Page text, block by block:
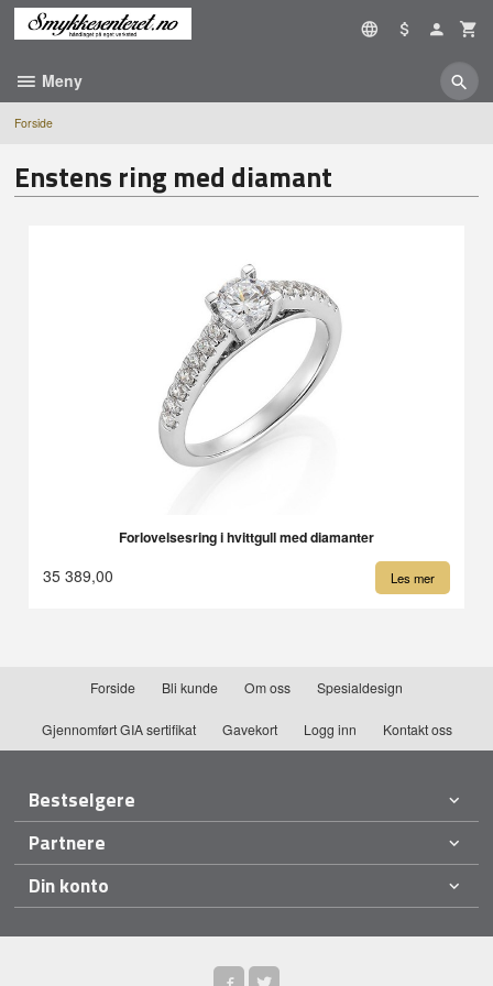
Gå
Meny
Forside
Enstens ring med diamant
Forlovelsesring i hvittgull med diamanter
35 389,00 Les mer
Forside Bli kunde Om oss Spesialdesign
Gjennomført GIA sertifikat Gavekort Logg inn Kontakt oss
Bestselgere
Partnere
Din konto